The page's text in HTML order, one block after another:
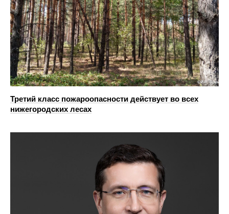
Третий класс пожароопасности действует во всех
нижегородских лесах